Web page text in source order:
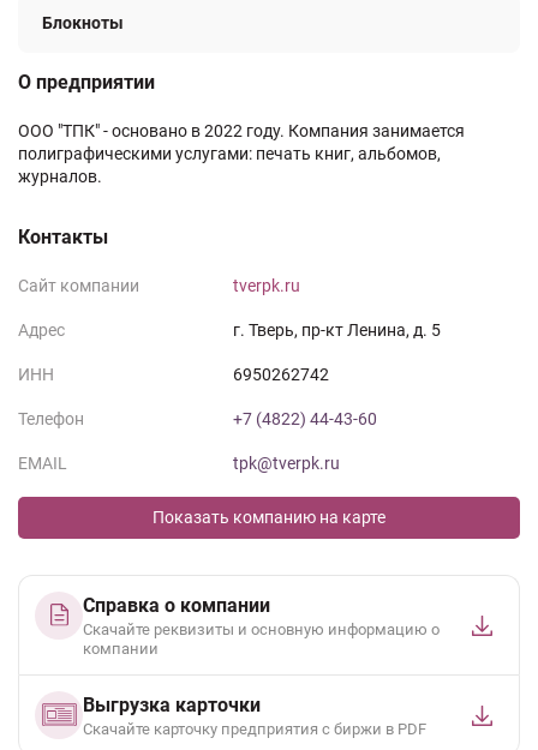
Блокноты
О предприятии
ООО "ТПК" - основано в 2022 году. Компания занимается
полиграфическими услугами: печать книг, альбомов,
журналов.
Контакты
Сайт компании tverpk.ru
Адрес г. Тверь, пр-кт Ленина, д. 5
ИНН 6950262742
Телефон +7 (4822) 44-43-60
EMAIL tpk@tverpk.ru
Показать компанию на карте
Справка о компании
Скачайте реквизиты и основную информацию о
компании
Выгрузка карточки
Cкачайте карточку предприятия с биржи в PDF